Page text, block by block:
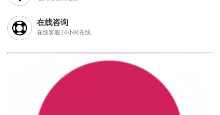
在线咨询
在线客服24小时在线